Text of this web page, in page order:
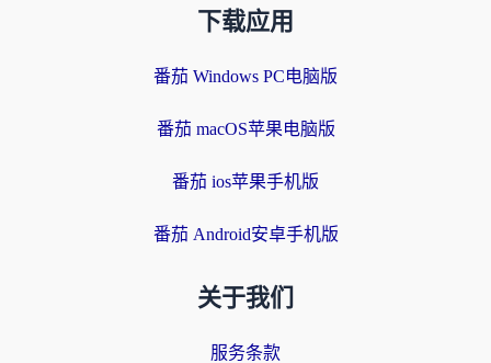
下载应用
番茄 Windows PC电脑版
番茄 macOS苹果电脑版
番茄 ios苹果手机版
番茄 Android安卓手机版
关于我们
服务条款